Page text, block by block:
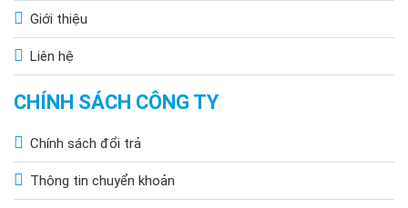
Giới thiệu
Liên hệ
CHÍNH SÁCH CÔNG TY
Chính sách đổi trả
Thông tin chuyển khoản